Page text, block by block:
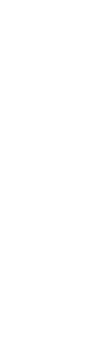
לחץ כאן
מהי משמעות